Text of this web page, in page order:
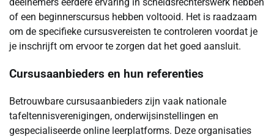
of een beginnerscursus hebben voltooid. Het is raadzaam
om de specifieke cursusvereisten te controleren voordat je
je inschrijft om ervoor te zorgen dat het goed aansluit.
Cursusaanbieders en hun referenties
Betrouwbare cursusaanbieders zijn vaak nationale
tafeltennisverenigingen, onderwijsinstellingen en
gespecialiseerde online leerplatforms. Deze organisaties